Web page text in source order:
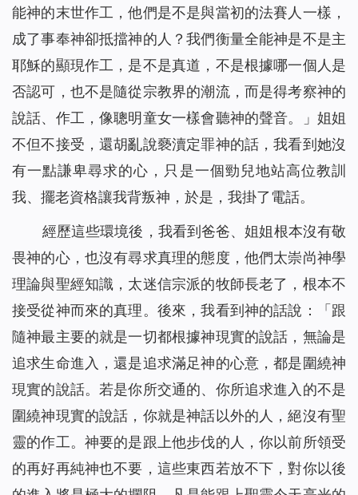
能神的末世作工，他們是不是與當初的法賽人一樣，
成了事奉神卻抵擋神的人？我們衡量全能神是不是主
耶穌的顯現作工，是不是真道，不是根據哪一個人是
否認可，也不是隨從宗教界的潮流，而是得考察神的
說話、作工，像聰明童女一樣會聽神的聲音。」姐姐
不但不接受，還胡亂說褻瀆定罪神的話，我看到她沒
有一點謙卑尋求的心，只是一個勁兒地站高位教訓
我、擺老資格讓我背叛神，於是，我掛了電話。
經歷這些環境後，我看到爸爸、姐姐根本沒有敬
畏神的心，也沒有尋求真理的態度，他們太崇尚神學
理論與聖經知識，太迷信宗派的牧師長老了，根本不
接受從神而來的真理。後來，我看到神的話說：「 跟
隨神最主要的就是一切都根據神現實的說話，無論是
追求生命進入，還是追求滿足神的心意，都是圍繞神
現實的說話。若是你所交通的、你所追求進入的不是
圍繞神現實的說話，你就是神話以外的人，絕沒有聖
靈的作工。神要的是跟上他步伐的人，你以前所領受
的再好再純神也不要，這些東西若放不下，對你以後